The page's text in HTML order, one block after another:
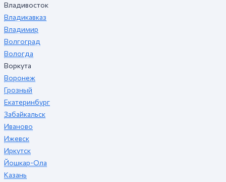
Владивосток
Владикавказ
Владимир
Волгоград
Вологда
Воркута
Воронеж
Грозный
Екатеринбург
Забайкальск
Иваново
Ижевск
Иркутск
Йошкар-Ола
Казань